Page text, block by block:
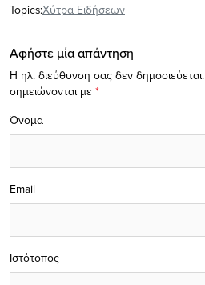
Topics:Xύτρα Ειδήσεων
Αφήστε μία απάντηση
Η ηλ. διεύθυνση σας δεν δημοσιεύεται.
σημειώνονται με *
Όνομα
Email
Ιστότοπος